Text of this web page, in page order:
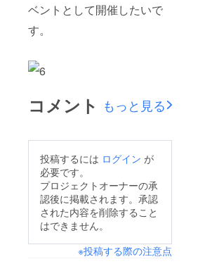
ベントとして開催したいで
す。
コメント もっと見る
投稿するには ログイン が
必要です。
プロジェクトオーナーの承
認後に掲載されます。承認
された内容を削除すること
はできません。
※投稿する際の注意点